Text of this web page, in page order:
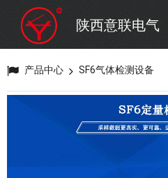
继电保护/互
陕西意联电气
产品中心 SF6气体检测设备